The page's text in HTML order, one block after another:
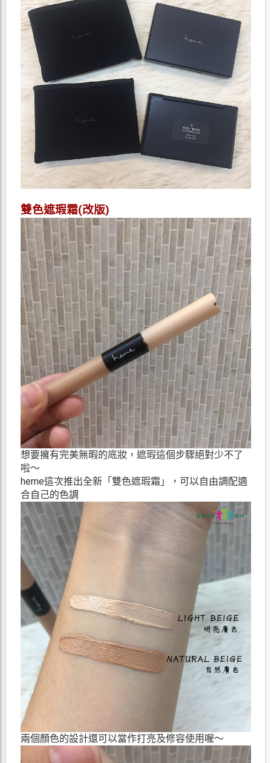
雙色遮瑕霜(改版)
想要擁有完美無暇的底妝，遮瑕這個步驟絕對少不了
啦～
heme這次推出全新「雙色遮瑕霜」，可以自由調配適
合自己的色調
兩個顏色的設計還可以當作打亮及修容使用喔～